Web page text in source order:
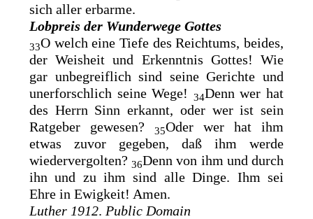
sichaller erbarme.
Lobpreis der Wunderwege Gottes
33O welcheine Tiefe des Reichtums, beides,
der Weisheit und Erkenntnis Gottes! Wie
gar unbegreiflich sind seine Gerichte und
unerforschlich seine Wege!
34Dennwer hat
des Herrn Sinn erkannt, oder wer ist sein
Ratgeber gewesen?
35Oder wer hat ihm
etwas zuvor gegeben, daß ihm werde
wiedervergolten? 36Denn von ihm und durch
ihn und zu ihm sind alle Dinge. Ihm sei
Ehre in Ewigkeit! Amen.
Luther 1912. Public Domain